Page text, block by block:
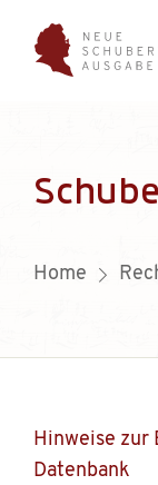
Home
Hinweise zur
Datenbank